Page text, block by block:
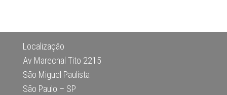
Localização
Av Marechal Tito 2215
São Miguel Paulista
São Paulo – SP